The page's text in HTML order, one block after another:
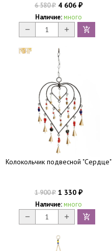
6 580₽4 606 ₽
Наличие: много
Колокольчик подвесной "Сердце"
1 900₽1 330 ₽
Наличие: много